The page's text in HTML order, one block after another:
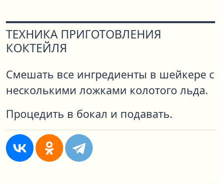
ТЕХНИКА ПРИГОТОВЛЕНИЯ
КОКТЕЙЛЯ
Смешать все ингредиенты в шейкере с
несколькими ложками колотого льда.
Процедить в бокал и подавать.